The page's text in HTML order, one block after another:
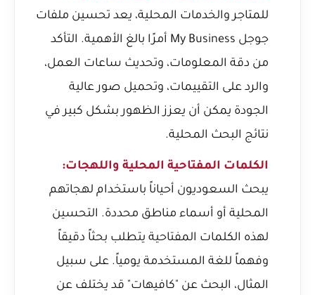
للمتاجر والخدمات المحلية، يعد تحسين ملفات
جوجل My Business أمرًا بالغ الأهمية. التأكد
من دقة المعلومات، وتحديث ساعات العمل،
والرد على التقييمات، وتحميل صور عالية
الجودة يمكن أن يعزز الظهور بشكل كبير في
نتائج البحث المحلية.
الكلمات المفتاحية المحلية واللهجات:
يبحث السعوديون أحياناً باستخدام لهجاتهم
المحلية أو أسماء مناطق محددة. التحسين
لهذه الكلمات المفتاحية يتطلب بحثاً دقيقاً
وفهماً للغة المستخدمة يومياً. على سبيل
المثال، البحث عن "كافيهات" قد يختلف عن